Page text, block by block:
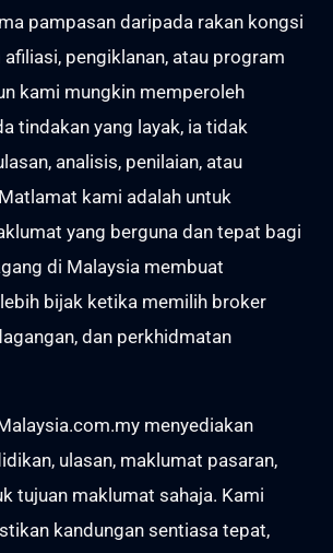
pampasan daripada rakan kongsi
pengiklanan, atau program
kami mungkin memperoleh
tindakan yang layak, ia tidak
analisis, penilaian, atau
kami adalah untuk
yang berguna dan tepat bagi
di Malaysia membuat
bijak ketika memilih broker
dan perkhidmatan
menyediakan
ulasan, maklumat pasaran,
tujuan maklumat sahaja. Kami
kandungan sentiasa tepat,